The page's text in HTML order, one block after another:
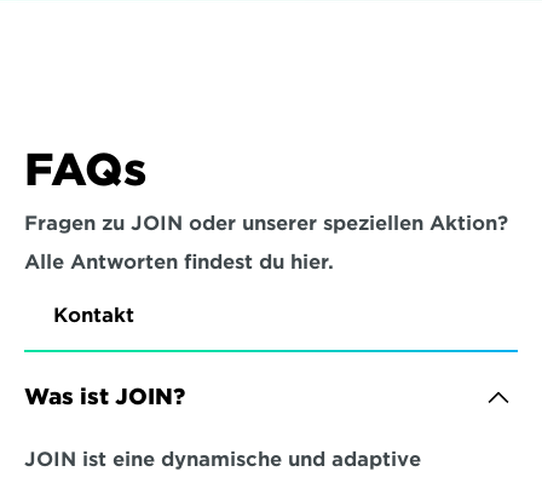
FAQs
Fragen zu JOIN oder unserer speziellen Aktion?
Alle Antworten findest du hier.
Kontakt
Was ist JOIN?
JOIN ist eine dynamische und adaptive